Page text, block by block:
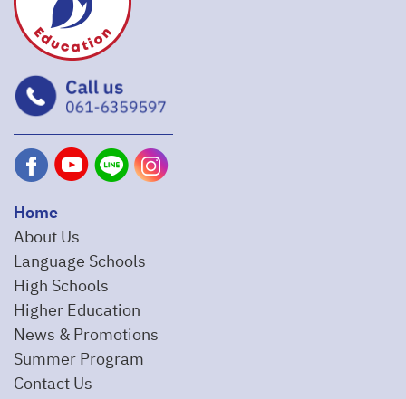
Home
About Us
Language Schools
High Schools
Higher Education
News & Promotions
Summer Program
Contact Us